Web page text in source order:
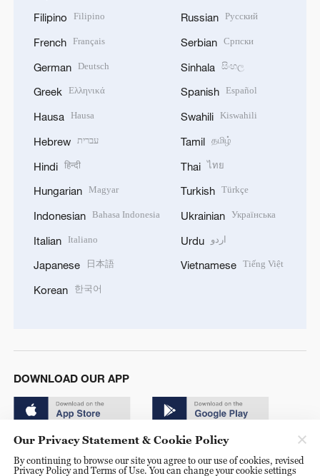
Filipino Filipino
French Français
German Deutsch
Greek Ελληνικά
Hausa Hausa
Hebrew עברית
Hindi हिन्दी
Hungarian Magyar
Indonesian Bahasa Indonesia
Italian Italiano
Japanese 日本語
Korean 한국어
Russian Русский
Serbian Српски
Sinhala සිංහල
Spanish Español
Swahili Kiswahili
Tamil தமிழ்
Thai ไทย
Turkish Türkçe
Ukrainian Українська
Urdu اردو
Vietnamese Tiếng Việt
DOWNLOAD OUR APP
Our Privacy Statement & Cookie Policy
By continuing to browse our site you agree to our use of cookies, revised
Privacy Policy and Terms of Use. You can change your cookie settings